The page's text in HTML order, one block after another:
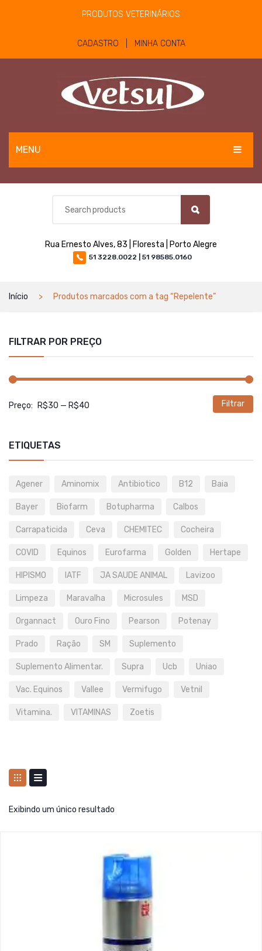
PRODUTOS VETERINÁRIOS
CADASTRO | MINHA CONTA
MENU
EQUINOS
BOVINOS E OVINOS
MATERIAIS E EQUIPAMENTOS
Rua Ernesto Alves, 83 | Floresta | Porto Alegre
51 3228.0022 | 51 98585.0160
Início Produtos marcados com a tag “Repelente”
FILTRAR POR PREÇO
Filtrar
Preço: R$30 — R$40
ETIQUETAS
Agener Aminomix Antibiotico B12 Baia
Bayer Biofarm Botupharma Calbos
Carrapaticida Ceva CHEMITEC Cocheira
COVID Equinos Eurofarma Golden Hertape
HIPISMO IATF JA SAUDE ANIMAL Lavizoo
Limpeza Maravalha Microsules MSD
Organnact Ouro Fino Pearson Potenay
Prado Ração SM Suplemento
Suplemento Alimentar. Supra Ucb Uniao
Vac. Equinos Vallee Vermifugo Vetnil
Vitamina. VITAMINAS Zoetis
Exibindo um único resultado